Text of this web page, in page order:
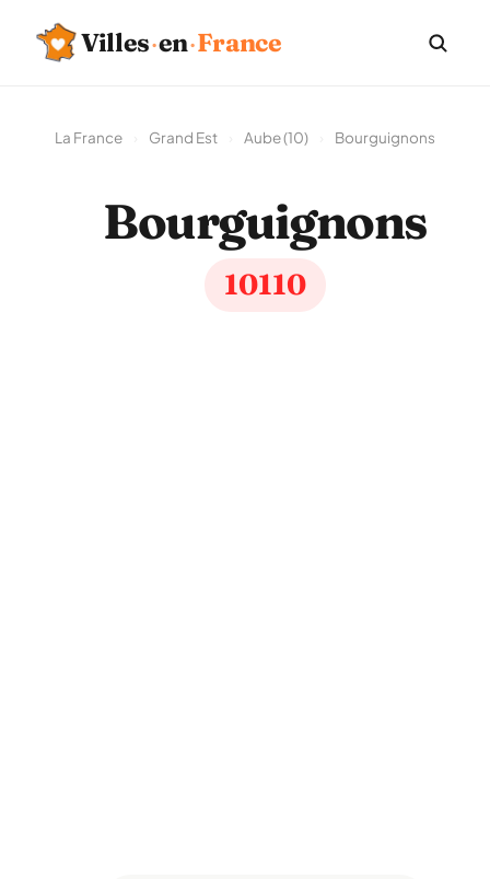
Villes·en·France
La France Grand Est Aube (10) Bourguignons
Bourguignons
10110